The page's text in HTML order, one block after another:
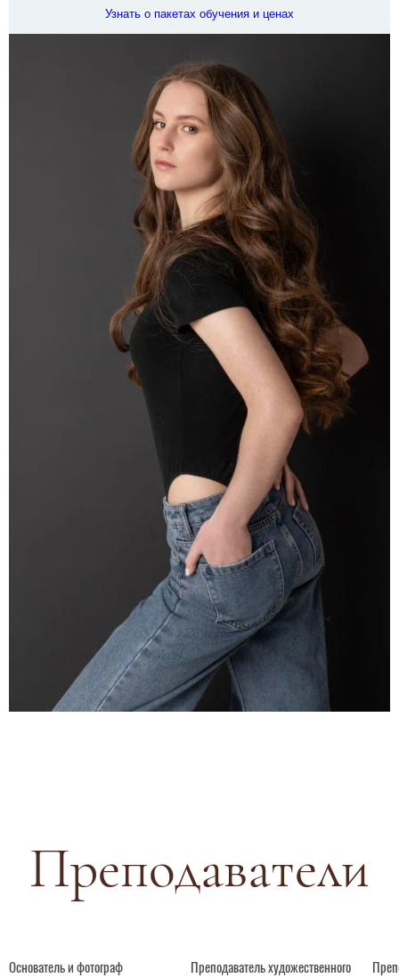
Узнать о пакетах обучения и ценах
Преподаватели
Основатель и фотограф
Преподаватель художественного